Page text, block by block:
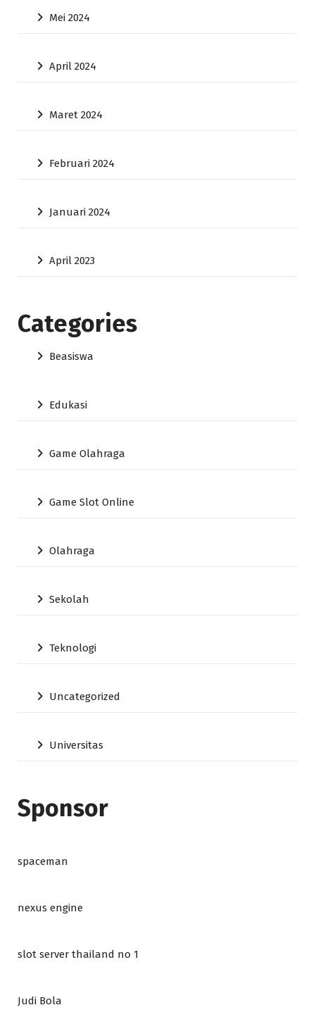
Mei 2024
April 2024
Maret 2024
Februari 2024
Januari 2024
April 2023
Categories
Beasiswa
Edukasi
Game Olahraga
Game Slot Online
Olahraga
Sekolah
Teknologi
Uncategorized
Universitas
Sponsor
spaceman
nexus engine
slot server thailand no 1
Judi Bola